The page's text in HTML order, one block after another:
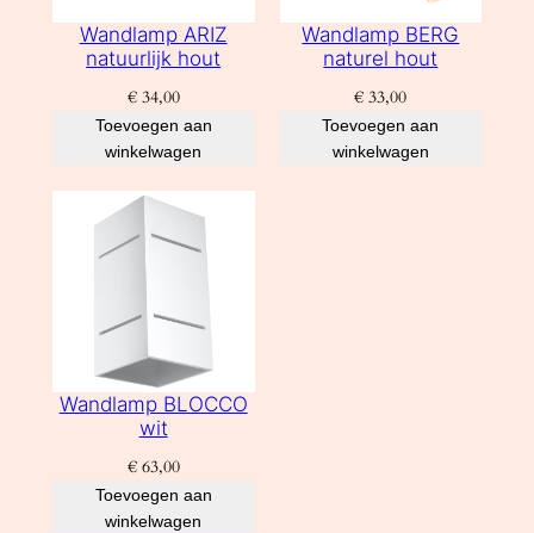
Wandlamp ARIZ
natuurlijk hout
€34,00
Toevoegen aan
winkelwagen
Wandlamp BERG
naturel hout
€ 33,00
Toevoegen aan
winkelwagen
Wandlamp BLOCCO
wit
€63,00
Toevoegen aan
winkelwagen